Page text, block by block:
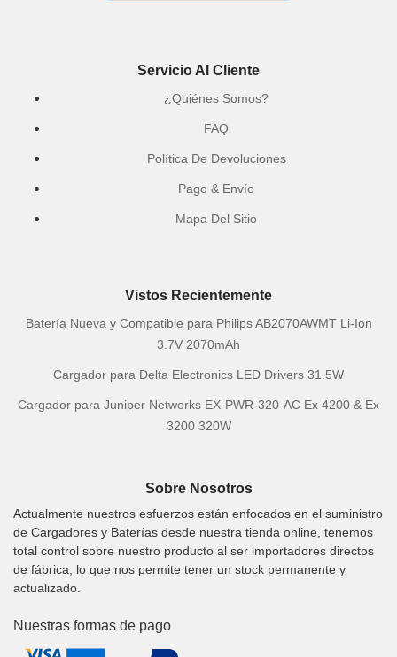
Servicio Al Cliente
¿Quiénes Somos?
FAQ
Política De Devoluciones
Pago & Envío
Mapa Del Sitio
Vistos Recientemente
Batería Nueva y Compatible para Philips AB2070AWMT Li-Ion
3.7V 2070mAh
Cargador para Delta Electronics LED Drivers 31.5W
Cargador para Juniper Networks EX-PWR-320-AC Ex 4200 & Ex
3200 320W
Sobre Nosotros
Actualmente nuestros esfuerzos están enfocados en el suministro
de Cargadores y Baterías desde nuestra tienda online, tenemos
total control sobre nuestro producto al ser importadores directos
de fábrica, lo que nos permite tener un stock permanente y
actualizado.
Nuestras formas de pago